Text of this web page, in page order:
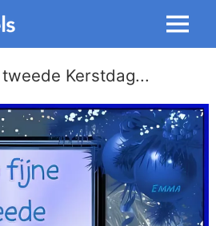
Menu
Kerstdag...